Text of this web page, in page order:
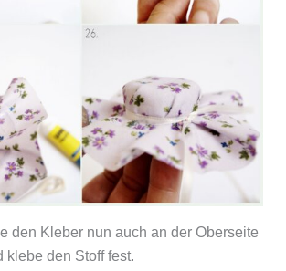
den Kleber nun auch an der Oberseite
klebe den Stoff fest.